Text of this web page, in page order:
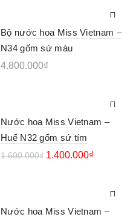
Bộ nước hoa Miss Vietnam –
N34 gốm sứ màu
4.800.000₫
Nước hoa Miss Vietnam –
Huế N32 gốm sứ tím
1.600.000₫ 1.400.000₫
Nước hoa Miss Vietnam –